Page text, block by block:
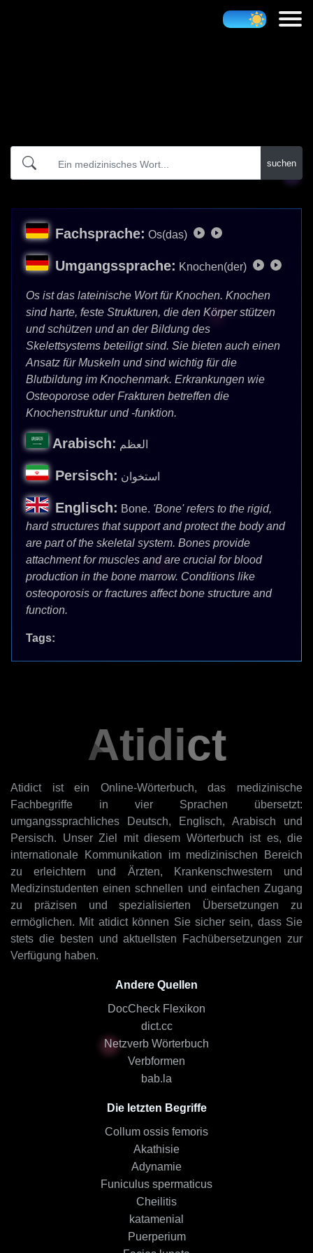
suchen
Fachsprache: Os(das)
Umgangssprache: Knochen(der)
Os ist das lateinische Wort für Knochen. Knochen
sind harte, feste Strukturen, die den Körper stützen
und schützen und an der Bildung des
Skelettsystems beteiligt sind. Sie bieten auch einen
Ansatz für Muskeln und sind wichtig für die
Blutbildung im Knochenmark. Erkrankungen wie
Osteoporose oder Frakturen betreffen die
Knochenstruktur und -funktion.
Arabisch: العظم
Persisch: استخوان
Englisch: Bone. 'Bone' refers to the rigid,
hard structures that support and protect the body and
are part of the skeletal system. Bones provide
attachment for muscles and are crucial for blood
production in the bone marrow. Conditions like
osteoporosis or fractures affect bone structure and
function.
Tags:
Atidict
Atidict ist ein Online-Wörterbuch, das medizinische
Fachbegriffe in vier Sprachen übersetzt:
umgangssprachliches Deutsch, Englisch, Arabisch und
Persisch. Unser Ziel mit diesem Wörterbuch ist es, die
internationale Kommunikation im medizinischen Bereich
zu erleichtern und Ärzten, Krankenschwestern und
Medizinstudenten einen schnellen und einfachen Zugang
zu präzisen und spezialisierten Übersetzungen zu
ermöglichen. Mit atidict können Sie sicher sein, dass Sie
stets die besten und aktuellsten Fachübersetzungen zur
Verfügung haben.
Andere Quellen
DocCheck Flexikon
dict.cc
Netzverb Wörterbuch
Verbformen
bab.la
Die letzten Begriffe
Collum ossis femoris
Akathisie
Adynamie
Funiculus spermaticus
Cheilitis
katamenial
Puerperium